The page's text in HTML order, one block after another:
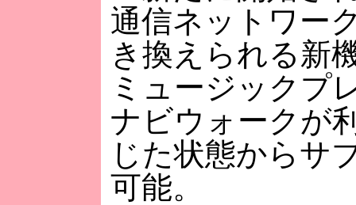
通信ネットワー
き換えられる新
ミュージックプ
ナビウォークが
じた状態からサ
可能。